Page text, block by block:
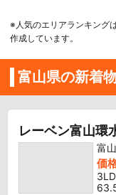
※人気のエリアランキング
作成しています。
富山県の新着
レーベン富山環
富
価